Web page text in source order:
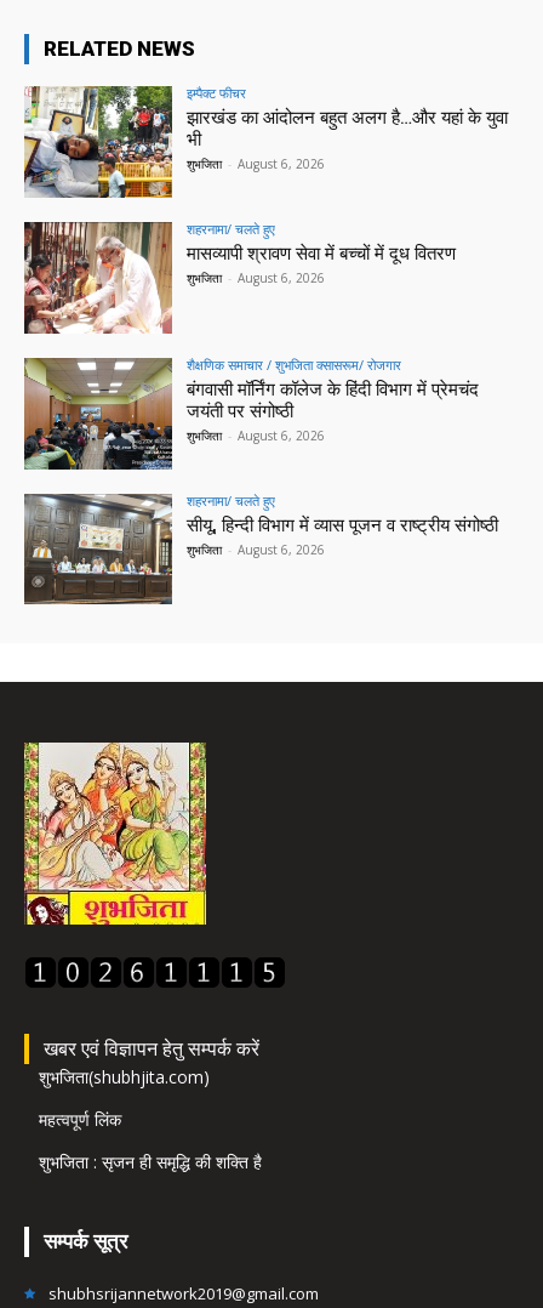
RELATED NEWS
इम्पैक्ट फीचर
झारखंड का आंदोलन बहुत अलग है…और यहां के युवा
भी
शुभजिता - August 6, 2026
शहरनामा/ चलते हुए
मासव्यापी श्रावण सेवा में बच्चों में दूध वितरण
शुभजिता - August 6, 2026
शैक्षणिक समाचार / शुभजिता क्सासरूम/ रोजगार
बंगवासी मॉर्निंग कॉलेज के हिंदी विभाग में प्रेमचंद
जयंती पर संगोष्ठी
शुभजिता - August 6, 2026
शहरनामा/ चलते हुए
सीयू, हिन्दी विभाग में व्यास पूजन व राष्ट्रीय संगोष्ठी
शुभजिता - August 6, 2026
खबर एवं विज्ञापन हेतु सम्पर्क करें
शुभजिता(shubhjita.com)
महत्वपूर्ण लिंक
शुभजिता : सृजन ही समृद्धि की शक्ति है
सम्पर्क सूत्र
shubhsrijannetwork2019@gmail.com